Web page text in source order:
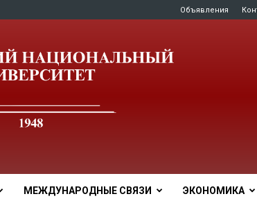
Объявления
МЕЖДУНАРОДНЫЕ СВЯЗИ ЭКОНОМИКА